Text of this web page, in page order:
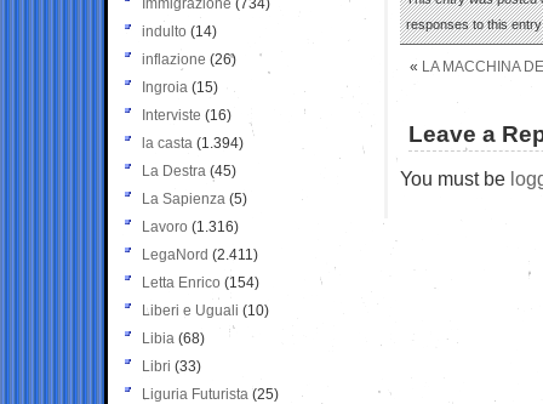
responses to this
« LA MACCHINA
Leave a
You must be
Immigrazione (734)
indulto (14)
inflazione (26)
Ingroia (15)
Interviste (16)
la casta (1.394)
La Destra (45)
La Sapienza (5)
Lavoro (1.316)
LegaNord (2.411)
Letta Enrico (154)
Liberi e Uguali (10)
Libia (68)
Libri (33)
Liguria Futurista (25)